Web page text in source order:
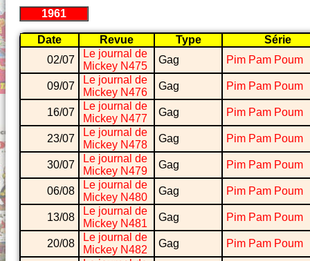
1961
Date Revue Type
Série
02/07
Le journal de
Mickey N475
Gag Pim Pam Poum
09/07
Le journal de
Mickey N476
Gag Pim Pam Poum
16/07
Le journal de
Mickey N477
Gag Pim Pam Poum
23/07
Le journal de
Mickey N478
Gag Pim Pam Poum
30/07
Le journal de
Mickey N479
Gag Pim Pam Poum
06/08
Le journal de
Mickey N480
Gag Pim Pam Poum
13/08
Le journal de
Mickey N481
Gag Pim Pam Poum
20/08
Le journal de
Mickey N482
Gag Pim Pam Poum